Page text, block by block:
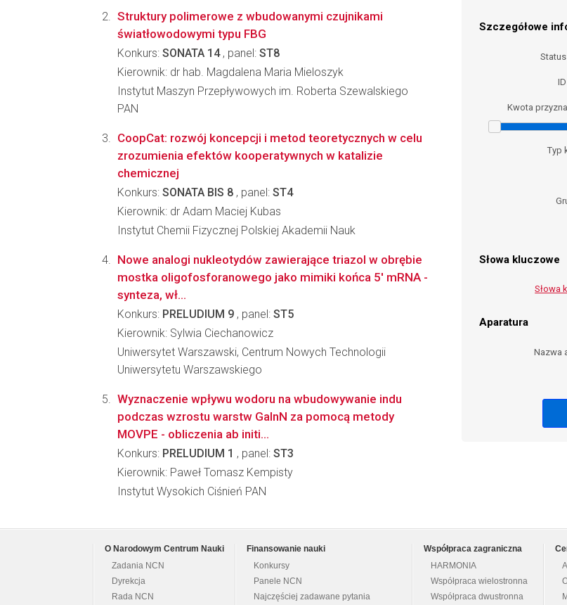
Szczegółowe
Kwota
Typ
Słowa kluczowe
Słowa
Aparatura
Nazwa
Struktury polimerowe z wbudowanymi czujnikami
światłowodowymi typu FBG
Konkurs: SONATA 14, panel: ST8
Kierownik: dr hab. Magdalena Maria Mieloszyk
Instytut Maszyn Przepływowych im. Roberta Szewalskiego
PAN
CoopCat: rozwój koncepcji i metod teoretycznych w celu
zrozumienia efektów kooperatywnych w katalizie
chemicznej
Konkurs: SONATA BIS 8 , panel: ST4
Kierownik: dr Adam Maciej Kubas
Instytut Chemii Fizycznej Polskiej Akademii Nauk
Nowe analogi nukleotydów zawierające triazol w obrębie
mostka oligofosforanowego jako mimiki końca 5' mRNA -
synteza, wł...
Konkurs: PRELUDIUM 9 , panel: ST5
Kierownik: Sylwia Ciechanowicz
Uniwersytet Warszawski, Centrum Nowych Technologii
Uniwersytetu Warszawskiego
Wyznaczenie wpływu wodoru na wbudowywanie indu
podczas wzrostu warstw GaInN za pomocą metody
MOVPE - obliczenia ab initi...
Konkurs: PRELUDIUM 1 , panel: ST3
Kierownik: Paweł Tomasz Kempisty
Instytut Wysokich Ciśnień PAN
O Narodowym Centrum Nauki
Zadania NCN
Dyrekcja
Rada NCN
Finansowanie nauki
Konkursy
Panele NCN
Najczęściej zadawane pytania
Współpraca zagraniczna
HARMONIA
Współpraca wielostronna
Współpraca dwustronna